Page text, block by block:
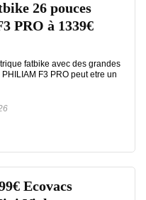
26 pouces
PRO à 1339€
fatbike avec des grandes
F3 PRO peut etre un
Ecovacs